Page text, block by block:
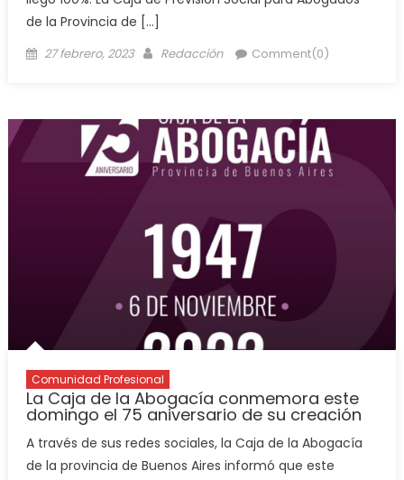
de la Provincia de […]
27 febrero, 2023 Redacción Comment(0)
Comunidad Profesional
La Caja de la Abogacía conmemora este
domingo el 75 aniversario de su creación
A través de sus redes sociales, la Caja de la Abogacía
de la provincia de Buenos Aires informó que este